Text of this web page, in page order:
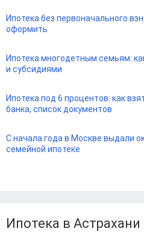
Ипотека без первоначального
оформить
Ипотека многодетным семьям:
и субсидиями
Ипотека под 6 процентов: как
банка, список документов
С начала года в Москве выдали
семейной ипотеке
Ипотека в Астрахани